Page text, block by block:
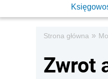
Strona główna »
Zwrot